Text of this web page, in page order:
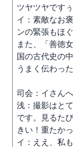
ツヤツヤです
イ：素敵なお
ンの緊張もほ
また、「善徳
国の古代史の
うまく伝わっ
司会：イさん
浅：撮影はと
です。見るた
きい！重たか
イ：ええ、私